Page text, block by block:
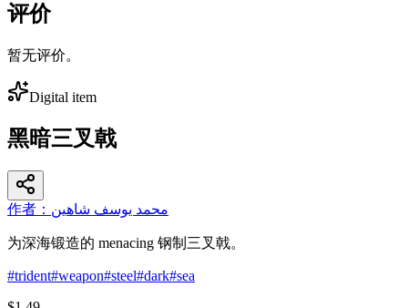
评价
暂无评价。
Digital item
黑暗三叉戟
作者：محمد يوسف شاهين
为深海锻造的 menacing 钢制三叉戟。
#trident#weapon#steel#dark#sea